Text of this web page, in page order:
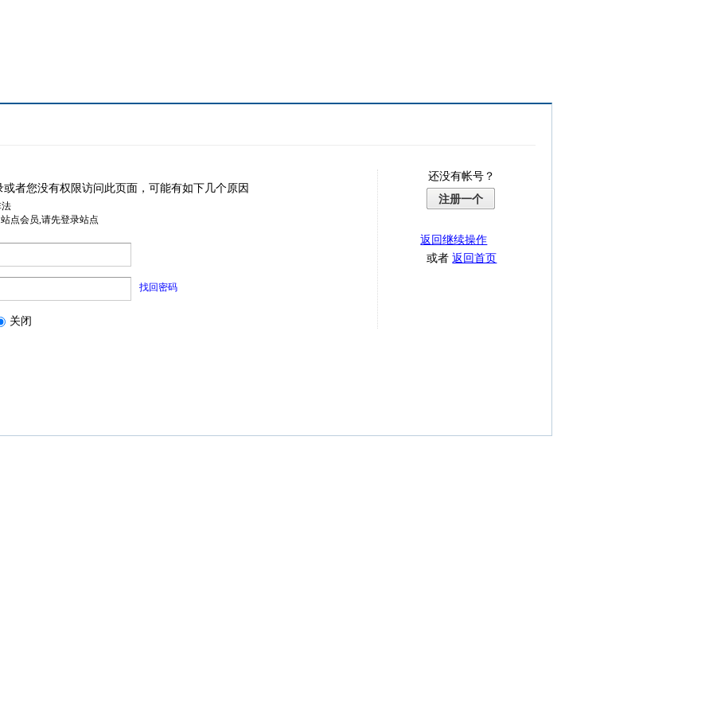
或者您没有权限访问此页面，可能有如下几个原因
点会员,请先登录站点
找回密码
关闭
还没有帐号？
注册一个
返回继续操作
或者返回首页